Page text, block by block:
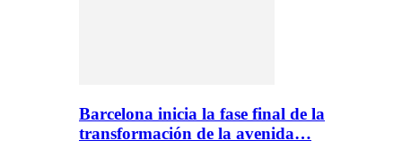
Barcelona inicia la fase final de la
transformación de la avenida…